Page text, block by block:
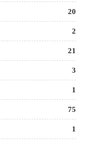
20
2
21
3
1
75
1